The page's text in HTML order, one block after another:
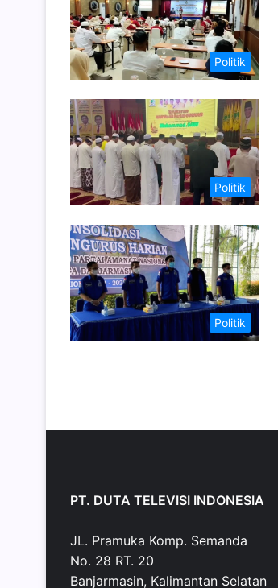
Politik
Politik
Politik
PT. DUTA TELEVISI INDONESIA
JL. Pramuka Komp. Semanda
No. 28 RT. 20
Banjarmasin, Kalimantan Selatan